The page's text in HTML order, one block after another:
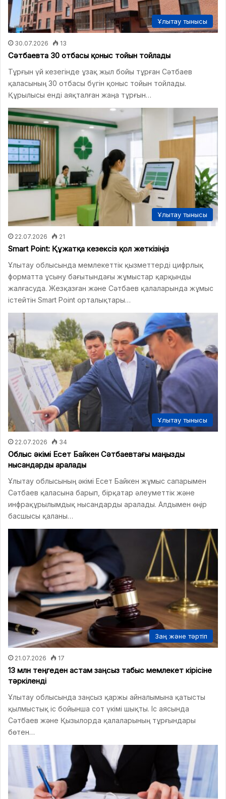
Ұлытау тынысы
30.07.2026 13
Сәтбаевта 30 отбасы қоныс тойын тойлады
Тұрғын үй кезегінде ұзақ жыл бойы тұрған Сәтбаев
қаласының 30 отбасы бүгін қоныс тойын тойлады.
Құрылысы енді аяқталған жаңа тұрғын…
Ұлытау тынысы
22.07.2026 21
Smart Point: Құжатқа кезексіз қол жеткізіңіз
Ұлытау облысында мемлекеттік қызметтерді цифрлық
форматта ұсыну бағытындағы жұмыстар қарқынды
жалғасуда. Жезқазған және Сәтбаев қалаларында жұмыс
істейтін Smart Point орталықтары…
Ұлытау тынысы
22.07.2026 34
Облыс әкімі Есет Байкен Сәтбаевтағы маңызды
нысандарды аралады
Ұлытау облысының әкімі Есет Байкен жұмыс сапарымен
Сәтбаев қаласына барып, бірқатар әлеуметтік және
инфрақұрылымдық нысандарды аралады. Алдымен өңір
басшысы қаланы…
Заң және тәртіп
21.07.2026 17
13 млн теңгеден астам заңсыз табыс мемлекет кірісіне
тәркіленді
Ұлытау облысында заңсыз қаржы айналымына қатысты
қылмыстық іс бойынша сот үкімі шықты. Іс аясында
Сәтбаев және Қызылорда қалаларының тұрғындары
бөтен…